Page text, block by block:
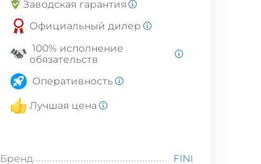
Заводская гарантия
Официальный дилер
100% исполнение
обязательств
Оперативность
Лучшая цена
Бренд
FINI